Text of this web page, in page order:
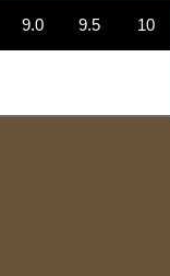
9.0 9.5 10